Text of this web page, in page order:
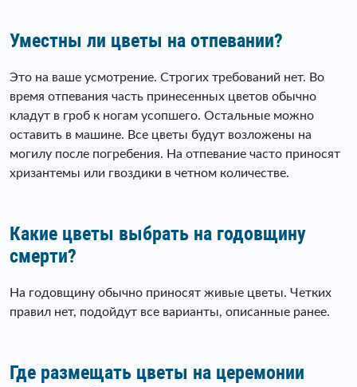
Уместны ли цветы на отпевании?
Это на ваше усмотрение. Строгих требований нет. Во
время отпевания часть принесенных цветов обычно
кладут в гроб к ногам усопшего. Остальные можно
оставить в машине. Все цветы будут возложены на
могилу после погребения. На отпевание часто приносят
хризантемы или гвоздики в четном количестве.
Какие цветы выбрать на годовщину
смерти?
На годовщину обычно приносят живые цветы. Четких
правил нет, подойдут все варианты, описанные ранее.
Где размещать цветы на церемонии